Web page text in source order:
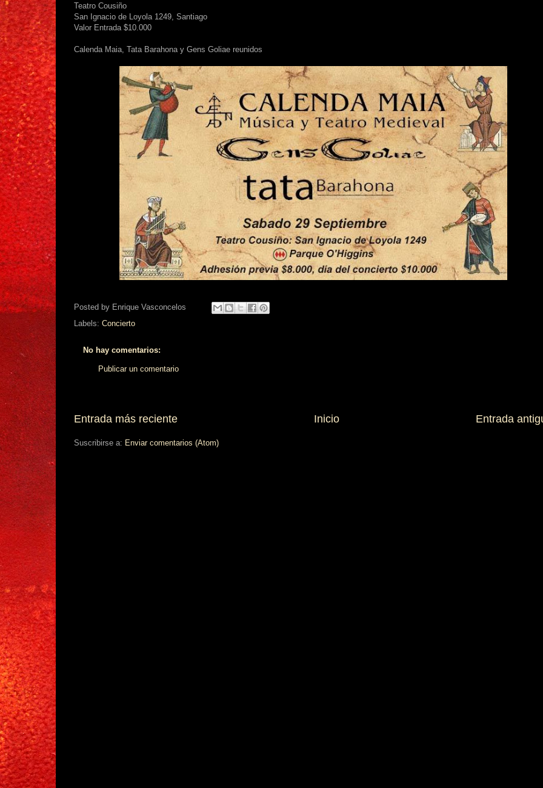
Teatro Cousiño
San Ignacio de Loyola 1249, Santiago
Valor Entrada $10.000
Calenda Maia, Tata Barahona y Gens Goliae reunidos
Posted by Enrique Vasconcelos
Labels: Concierto
No hay comentarios:
Publicar un comentario
Entrada más reciente Entrada
Inicio
Suscribirse a: Enviar comentarios (Atom)